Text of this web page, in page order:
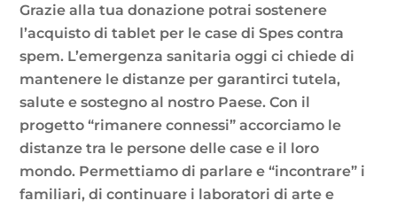
Grazie alla tua donazione potrai sostenere
l’acquisto di tablet per le case di Spes contra
spem. L’emergenza sanitaria oggi ci chiede di
mantenere le distanze per garantirci tutela,
salute e sostegno al nostro Paese. Con il
progetto “rimanere connessi” accorciamo le
distanze tra le persone delle case e il loro
mondo. Permettiamo di parlare e “incontrare” i
familiari, di continuare i laboratori di arte e